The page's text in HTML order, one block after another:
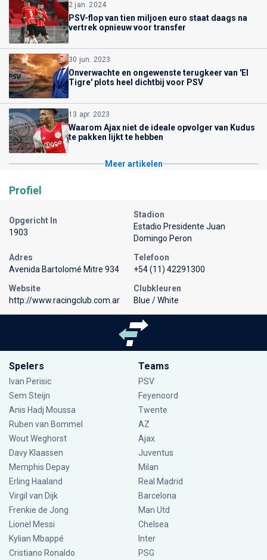
2 jan. 2024
PSV-flop van tien miljoen euro staat daags na
vertrek opnieuw voor transfer
30 jun. 2023
Onverwachte en ongewenste terugkeer van 'El
Tigre' plots heel dichtbij voor PSV
13 apr. 2023
Waarom Ajax niet de ideale opvolger van Kudus
te pakken lijkt te hebben
Meer artikelen
Profiel
Opgericht In
1903
Stadion
Estadio Presidente Juan
Domingo Peron
Adres
Avenida Bartolomé Mitre 934
Telefoon
+54 (11) 42291300
Website
http://www.racingclub.com.ar
Clubkleuren
Blue / White
Spelers
Ivan Perisic
Sem Steijn
Anis Hadj Moussa
Ruben van Bommel
Wout Weghorst
Davy Klaassen
Memphis Depay
Erling Haaland
Virgil van Dijk
Frenkie de Jong
Lionel Messi
Kylian Mbappé
Cristiano Ronaldo
Teams
PSV
Feyenoord
Twente
AZ
Ajax
Juventus
Milan
Real Madrid
Barcelona
Man Utd
Chelsea
Inter
PSG